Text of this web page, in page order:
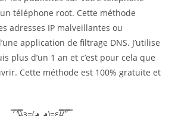
téléphone root. Cette méthode
adresses IP malveillantes ou
application de filtrage DNS. J’utilise
plus d’un 1 an et c’est pour cela que
Cette méthode est 100% gratuite et